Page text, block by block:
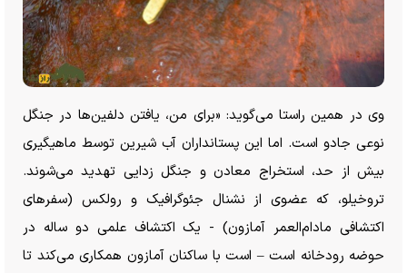
وی در همین راستا می‌گوید: «برای من، یافتن دلفین‌ها در جنگل
نوعی جادو است. اما این پستانداران آب شیرین توسط ماهیگیری
بیش از حد، استخراج معادن و جنگل زدایی تهدید می‌شوند.
تروخیلو، که عضوی از نشنال جئوگرافیک و رولکس (سفر‌های
اکتشافی مادام‌العمر آمازون) - یک اکتشاف علمی دو ساله در
حوضه رودخانه است – است با ساکنان آمازون همکاری می‌کند تا